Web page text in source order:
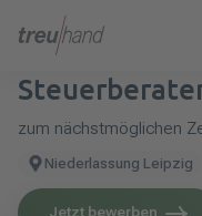
zum nächstmöglichen
Niederlassung Leipzig
Jetzt bewerben